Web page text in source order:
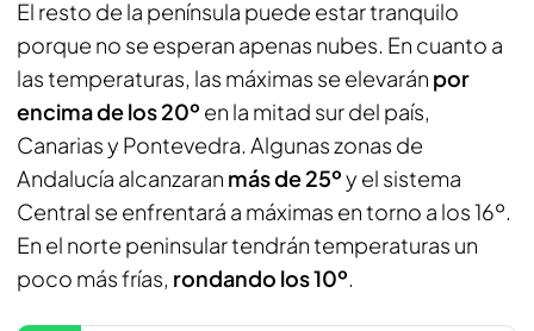
El resto de la península puede estar tranquilo
porque no se esperan apenas nubes. En cuanto a
las temperaturas, las máximas se elevarán por
encima de los 20º en la mitad sur del país,
Canarias y Pontevedra. Algunas zonas de
Andalucía alcanzaran más de 25ºy el sistema
Central se enfrentará a máximas en torno a los 16º.
En el norte peninsular tendrán temperaturas un
poco más frías, rondando los 10º.